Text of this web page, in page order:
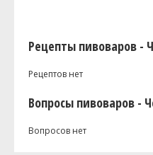
Рецепты пивоваров -
Рецептов нет
Вопросы пивоваров -
Вопросов нет